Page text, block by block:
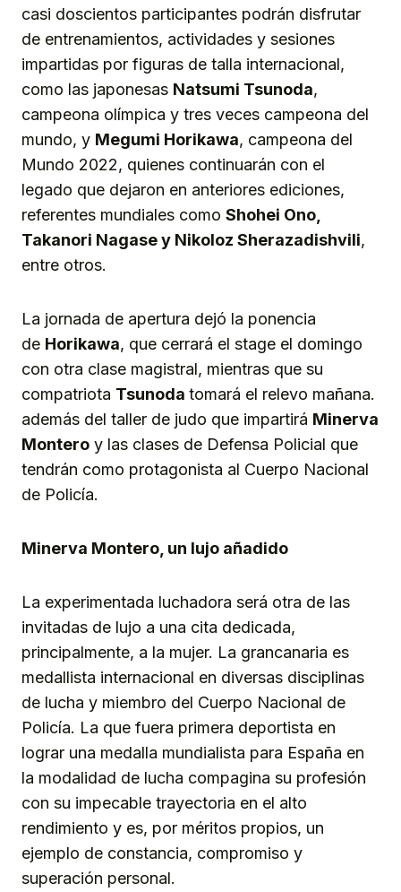
casi doscientos participantes podrán disfrutar
de entrenamientos, actividades y sesiones
impartidas por figuras de talla internacional,
como las japonesas Natsumi Tsunoda,
campeona olímpica y tres veces campeona del
mundo, y Megumi Horikawa, campeona del
Mundo 2022, quienes continuarán con el
legado que dejaron en anteriores ediciones,
referentes mundiales como Shohei Ono,
Takanori Nagase y Nikoloz Sherazadishvili,
entre otros.
La jornada de apertura dejó la ponencia
de Horikawa, que cerrará el stage el domingo
con otra clase magistral, mientras que su
compatriota Tsunoda tomará el relevo mañana.
además del taller de judo que impartirá Minerva
Montero y las clases de Defensa Policial que
tendrán como protagonista al Cuerpo Nacional
de Policía.
Minerva Montero, un lujo añadido
La experimentada luchadora será otra de las
invitadas de lujo a una cita dedicada,
principalmente, a la mujer. La grancanaria es
medallista internacional en diversas disciplinas
de lucha y miembro del Cuerpo Nacional de
Policía. La que fuera primera deportista en
lograr una medalla mundialista para España en
la modalidad de lucha compagina su profesión
con su impecable trayectoria en el alto
rendimiento y es, por méritos propios, un
ejemplo de constancia, compromiso y
superación personal.